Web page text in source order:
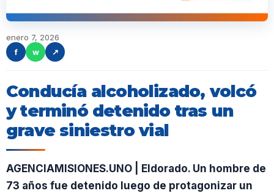
enero 7, 2026
f
w ↗
Conducía alcoholizado, volcó
y terminó detenido tras un
grave siniestro vial
AGENCIAMISIONES.UNO | Eldorado. Un hombre de
73 años fue detenido luego de protagonizar un